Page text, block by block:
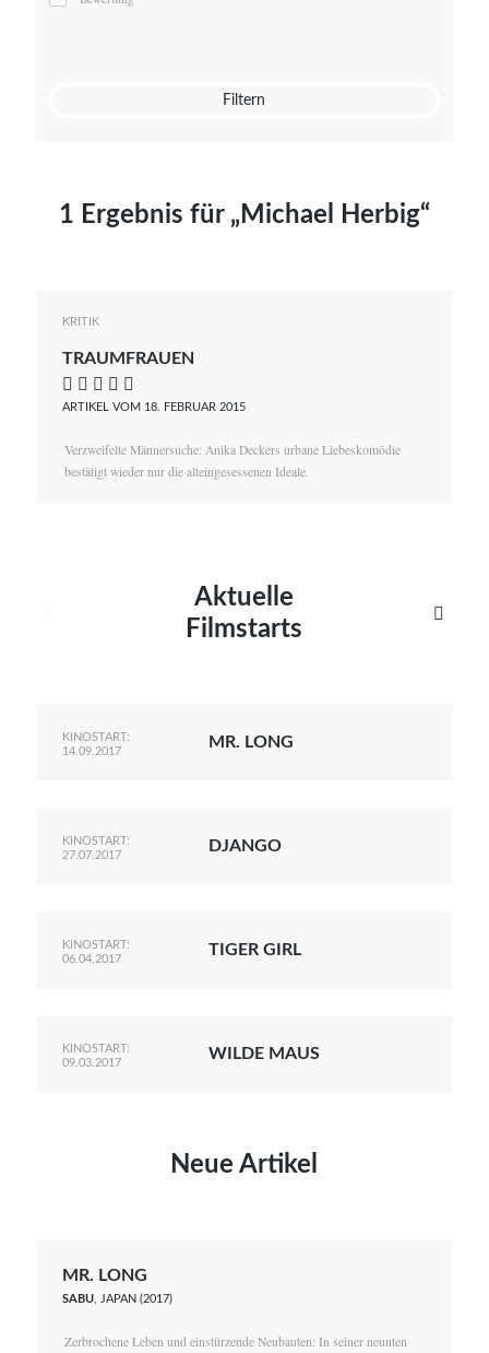
Mato von Vogelstein
Filtern
1 Ergebnis für „Michael Herbig“
KRITIK
TRAUMFRAUEN
    
ARTIKEL VOM 18. FEBRUAR 2015
Verzweifelte Männersuche: Anika Deckers urbane Liebeskomödie
bestätigt wieder nur die alteingesessenen Ideale.
Aktuelle
Filmstarts

KINOSTART:
14.09.2017
MR. LONG
KINOSTART:
27.07.2017
DJANGO
KINOSTART:
06.04.2017
TIGER GIRL
KINOSTART:
09.03.2017
WILDE MAUS
Neue Artikel
MR. LONG
SABU, JAPAN (2017)
Zerbrochene Leben und einstürzende Neubauten: In seiner neunten